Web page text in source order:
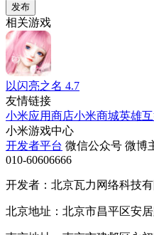
发布
相关游戏
以闪亮之名 4.7
友情链接
小米应用商店小米商城英雄
小米游戏中心
开发者平台 微信公众号 微博
010-60606666
开发者：北京瓦力网络科技有
北京地址：北京市昌平区安